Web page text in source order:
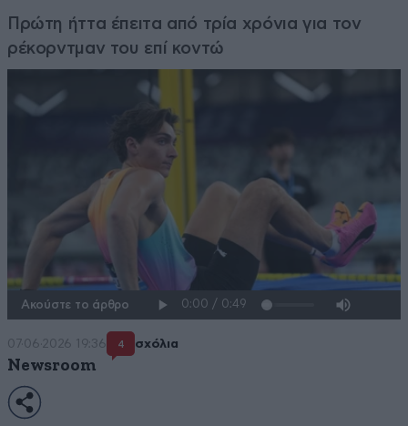
Πρώτη ήττα έπειτα από τρία χρόνια για τον
ρέκορντμαν του επί κοντώ
Ακούστε το άρθρο
07·06·2026 19:36 4 σχόλια
Newsroom